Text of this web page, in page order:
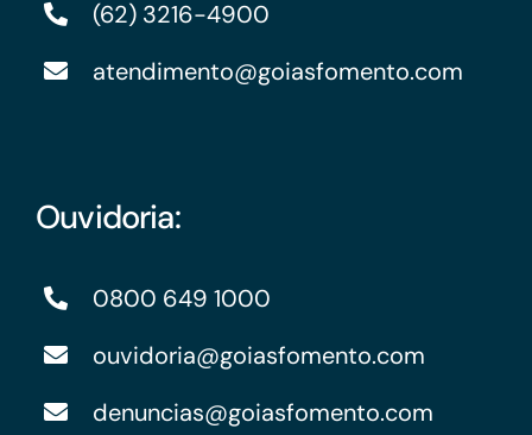
(62) 3216-4900
atendimento@goiasfomento.com
Ouvidoria:
0800 649 1000
ouvidoria@goiasfomento.com
denuncias@goiasfomento.com